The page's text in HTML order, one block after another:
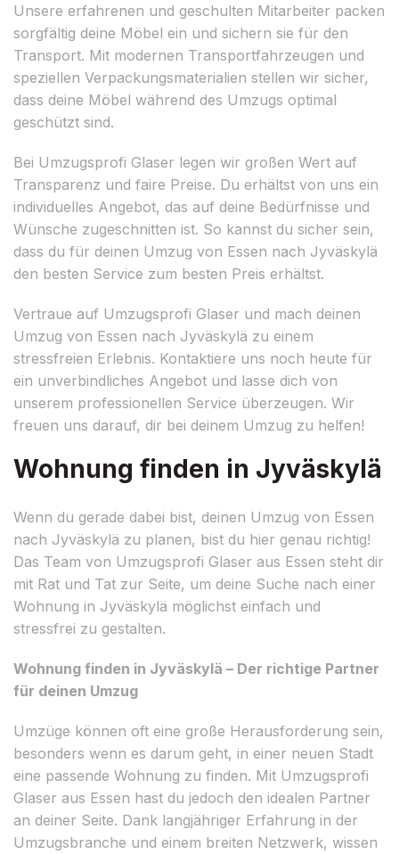
Unsere erfahrenen und geschulten Mitarbeiter packen
sorgfältig deine Möbel ein und sichern sie für den
Transport. Mit modernen Transportfahrzeugen und
speziellen Verpackungsmaterialien stellen wir sicher,
dass deine Möbel während des Umzugs optimal
geschützt sind.
Bei Umzugsprofi Glaser legen wir großen Wert auf
Transparenz und faire Preise. Du erhältst von uns ein
individuelles Angebot, das auf deine Bedürfnisse und
Wünsche zugeschnitten ist. So kannst du sicher sein,
dass du für deinen Umzug von Essen nach Jyväskylä
den besten Service zum besten Preis erhältst.
Vertraue auf Umzugsprofi Glaser und mach deinen
Umzug von Essen nach Jyväskylä zu einem
stressfreien Erlebnis. Kontaktiere uns noch heute für
ein unverbindliches Angebot und lasse dich von
unserem professionellen Service überzeugen. Wir
freuen uns darauf, dir bei deinem Umzug zu helfen!
Wohnung finden in Jyväskylä
Wenn du gerade dabei bist, deinen Umzug von Essen
nach Jyväskylä zu planen, bist du hier genau richtig!
Das Team von Umzugsprofi Glaser aus Essen steht dir
mit Rat und Tat zur Seite, um deine Suche nach einer
Wohnung in Jyväskylä möglichst einfach und
stressfrei zu gestalten.
Wohnung finden in Jyväskylä – Der richtige Partner
für deinen Umzug
Umzüge können oft eine große Herausforderung sein,
besonders wenn es darum geht, in einer neuen Stadt
eine passende Wohnung zu finden. Mit Umzugsprofi
Glaser aus Essen hast du jedoch den idealen Partner
an deiner Seite. Dank langjähriger Erfahrung in der
Umzugsbranche und einem breiten Netzwerk, wissen